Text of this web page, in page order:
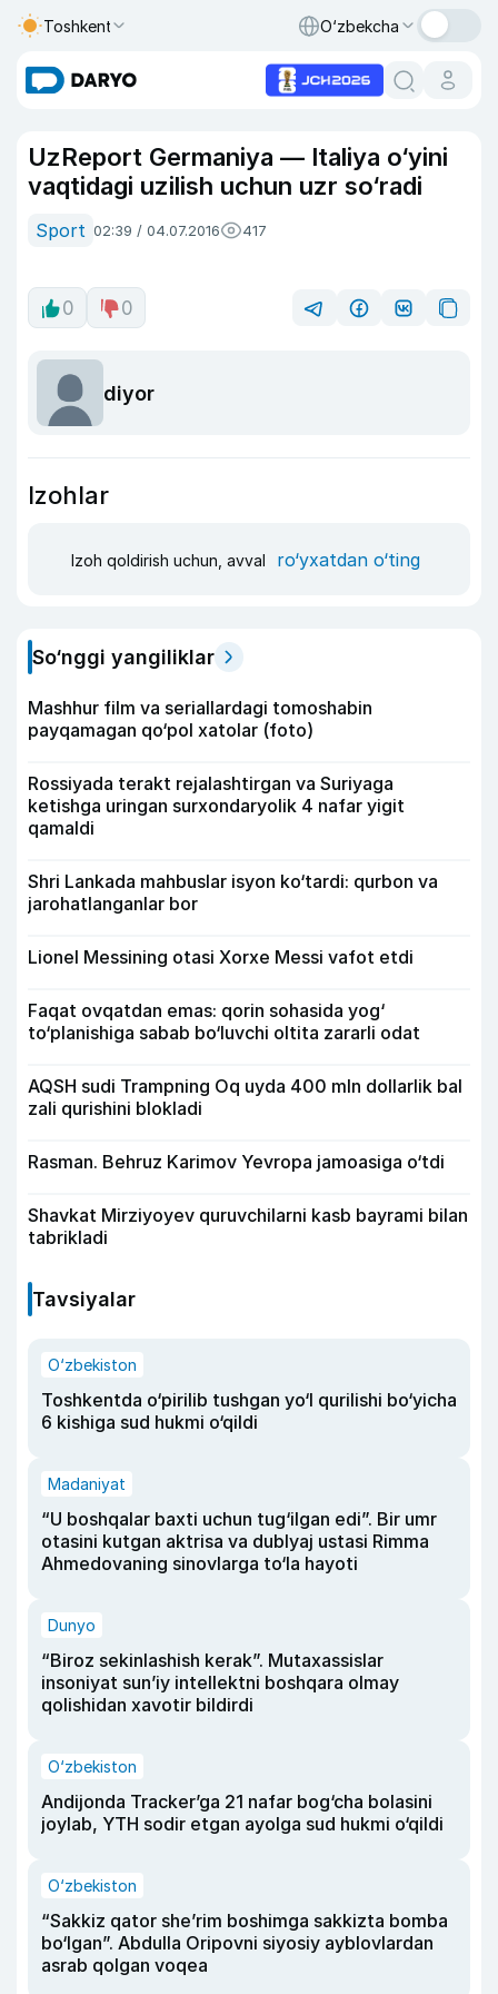
Toshkent O‘zbekcha
UzReport Germaniya — Italiya o‘yini
vaqtidagi uzilish uchun uzr so‘radi
Sport 02:39 / 04.07.2016 417
0 0
diyor
Izohlar
Izoh qoldirish uchun, avval ro‘yxatdan o‘ting
So‘nggi yangiliklar
Mashhur film va seriallardagi tomoshabin
payqamagan qo‘pol xatolar (foto)
Rossiyada terakt rejalashtirgan va Suriyaga
ketishga uringan surxondaryolik 4 nafar yigit
qamaldi
Shri Lankada mahbuslar isyon ko‘tardi: qurbon va
jarohatlanganlar bor
Lionel Messining otasi Xorxe Messi vafot etdi
Faqat ovqatdan emas: qorin sohasida yog‘
to‘planishiga sabab bo‘luvchi oltita zararli odat
AQSH sudi Trampning Oq uyda 400 mln dollarlik bal
zali qurishini blokladi
Rasman. Behruz Karimov Yevropa jamoasiga o‘tdi
Shavkat Mirziyoyev quruvchilarni kasb bayrami bilan
tabrikladi
Tavsiyalar
O‘zbekiston
Toshkentda o‘pirilib tushgan yo‘l qurilishi bo‘yicha
6 kishiga sud hukmi o‘qildi
Madaniyat
“U boshqalar baxti uchun tug‘ilgan edi”. Bir umr
otasini kutgan aktrisa va dublyaj ustasi Rimma
Ahmedovaning sinovlarga to‘la hayoti
Dunyo
“Biroz sekinlashish kerak”. Mutaxassislar
insoniyat sun’iy intellektni boshqara olmay
qolishidan xavotir bildirdi
O‘zbekiston
Andijonda Tracker’ga 21 nafar bog‘cha bolasini
joylab, YTH sodir etgan ayolga sud hukmi o‘qildi
O‘zbekiston
“Sakkiz qator she’rim boshimga sakkizta bomba
bo‘lgan”. Abdulla Oripovni siyosiy ayblovlardan
asrab qolgan voqea